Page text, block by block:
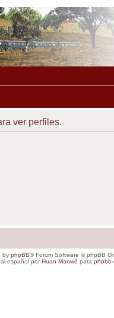
ver perfiles.
by phpBB® Forum Software © phpBB
español porHuan Manwë para